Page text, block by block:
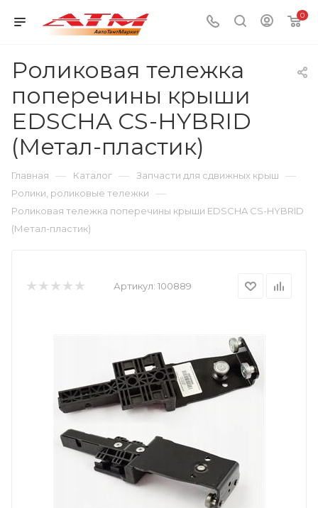
0
Роликовая тележка
поперечины крыши
EDSCHA CS-HYBRID
(Метал-пластик)
Главная — Каталог — Запчасти для сдвижных крыш —
Ролики, роликовые тележки —
Роликовая тележка поперечины крыши EDSCHA CS-HYBRID
(Метал-пластик)
Артикул: 100889